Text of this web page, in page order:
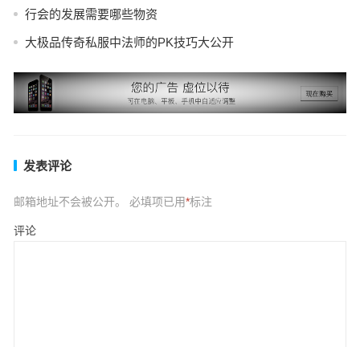
行会的发展需要哪些物资
大极品传奇私服中法师的PK技巧大公开
发表评论
邮箱地址不会被公开。 必填项已用*标注
评论